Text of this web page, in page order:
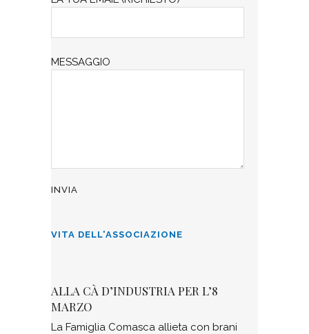
MESSAGGIO
VITA DELL'ASSOCIAZIONE
ALLA CÀ D’INDUSTRIA PER L’8
MARZO
La Famiglia Comasca allieta con brani